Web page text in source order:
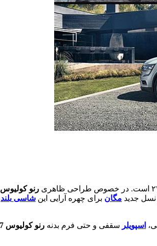
رنو کولیوس 2017
نسل جدید مگان برای چهره آرایی این شاسی بلند
اسپویلر سقفی و حتی فرم بدنه رنو کولیوس 2017